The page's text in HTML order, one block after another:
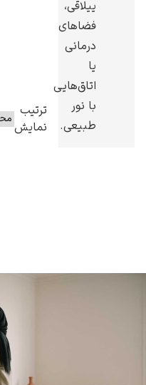
ییلاقی،
فضاهای
درمانی
یا
اتاق‌هایی
با نور
طبیعی.
ترتیب
نمایش